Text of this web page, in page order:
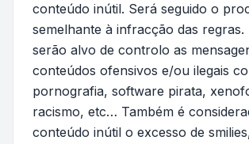
conteúdo inútil. Será seguido o
semelhante à infracção das regras.
serão alvo de controlo as
conteúdos ofensivos e/ou ilegais
pornografia, software pirata,
racismo, etc… Também é
conteúdo inútil o excesso de